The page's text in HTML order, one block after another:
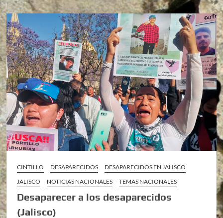
CINTILLO DESAPARECIDOS
DESAPARECIDOS EN JALISCO
JALISCO
NOTICIAS NACIONALES TEMAS NACIONALES
Desaparecer a los desaparecidos
(Jalisco)